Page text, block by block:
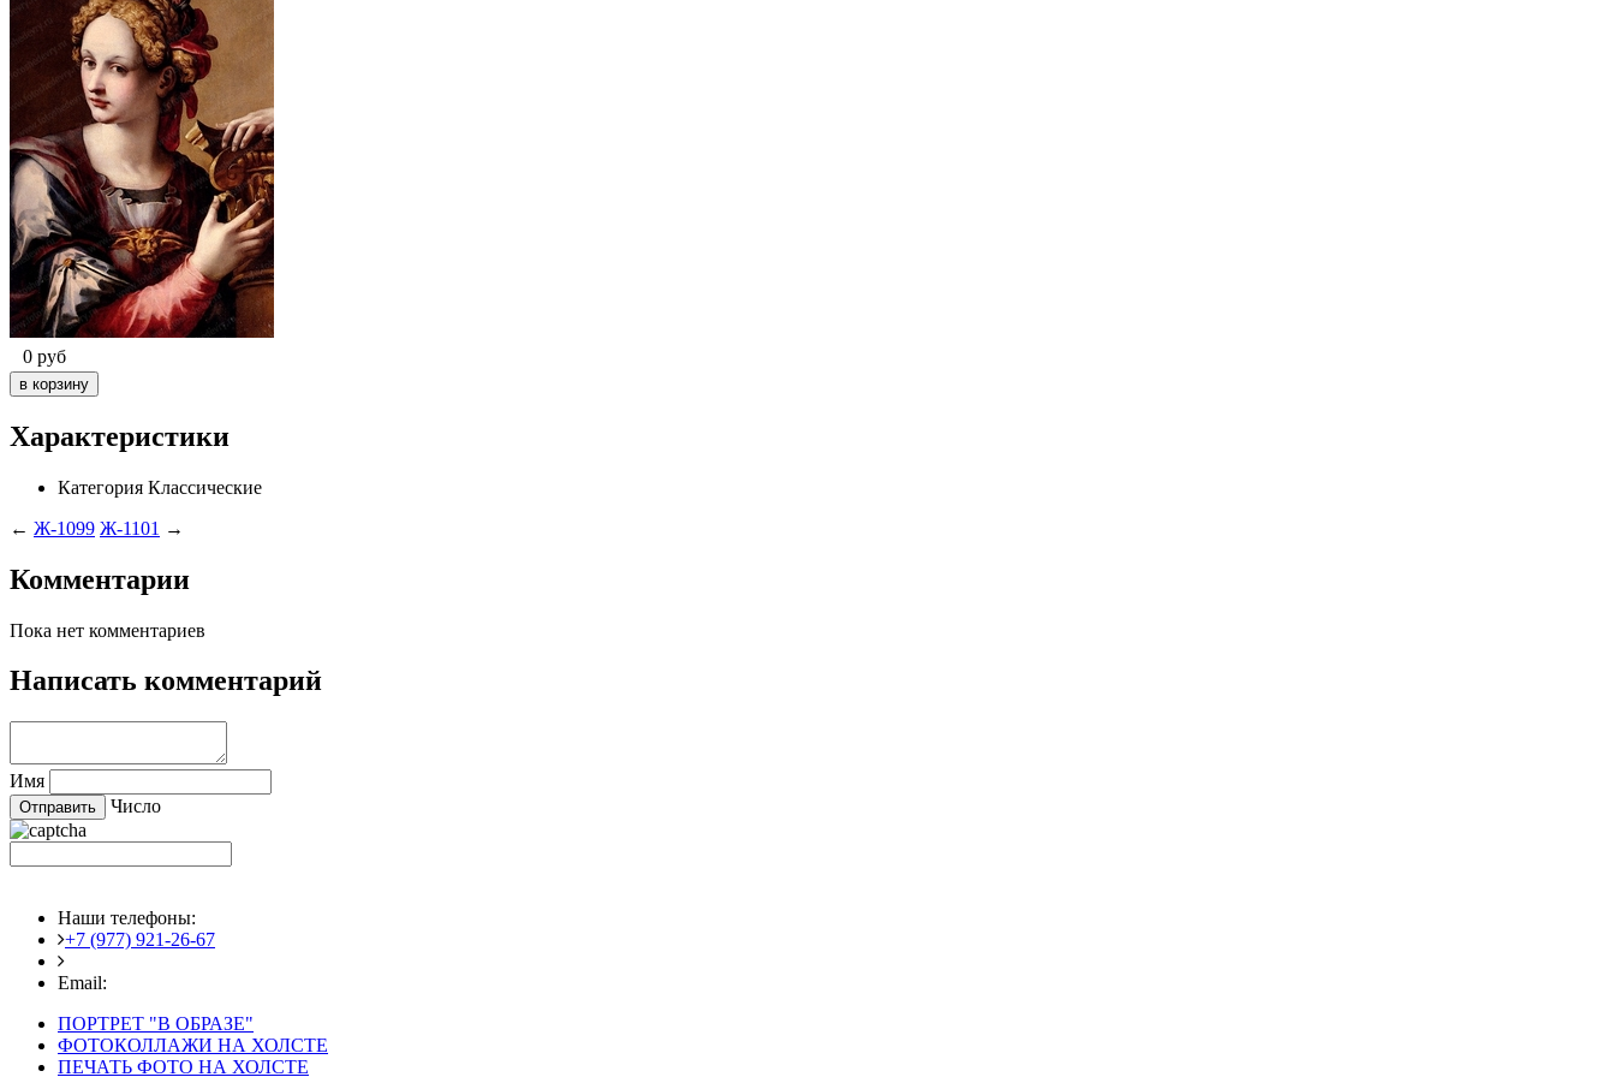
0 руб
Характеристики
Категория Классические
← Ж-1099 Ж-1101 →
Комментарии
Пока нет комментариев
Написать комментарий
Имя
Число
Наши телефоны:
+7 (977) 921-26-67
Email:
ПОРТРЕТ "В ОБРАЗЕ"
ФОТОКОЛЛАЖИ НА ХОЛСТЕ
ПЕЧАТЬ ФОТО НА ХОЛСТЕ